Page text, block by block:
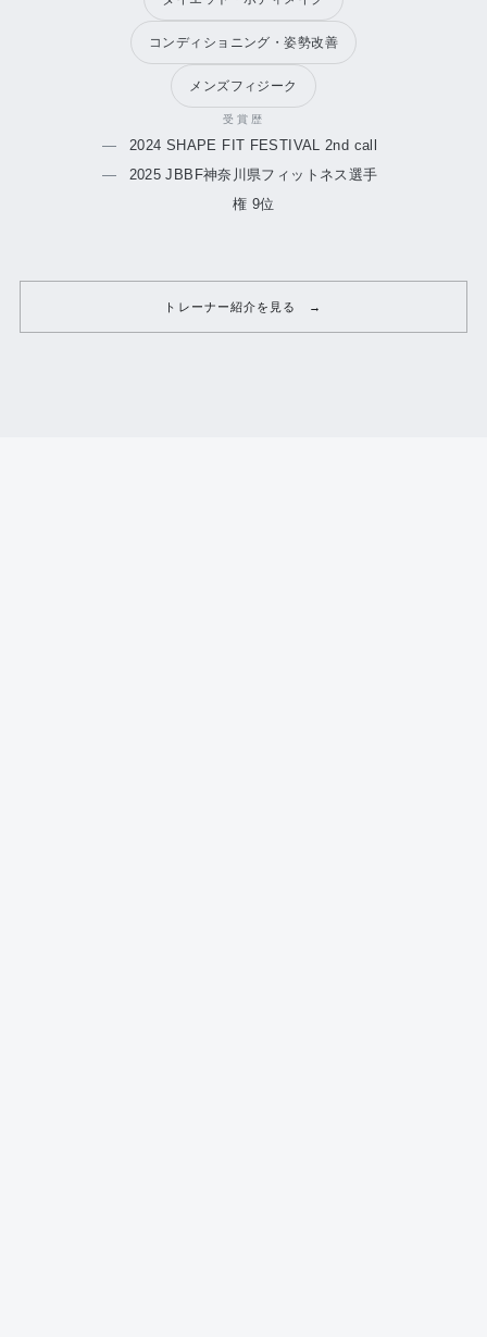
コンディショニング・姿勢改善
メンズフィジーク
受賞歴
2024 SHAPE FIT FESTIVAL 2nd call
2025 JBBF神奈川県フィットネス選手
権 9位
トレーナー紹介を見る